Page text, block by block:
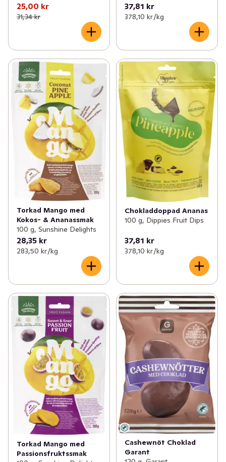
25,00 kr
31,34 kr
37,81 kr
378,10 kr /kg
Torkad Mango med
Kokos- & Ananassmak
100 g, Sunshine Delights
28,35 kr
283,50 kr /kg
Chokladdoppad Ananas
100 g, Dippies Fruit Dips
37,81 kr
378,10 kr /kg
Torkad Mango med
Passionsfruktssmak
Cashewnöt Choklad
Garant